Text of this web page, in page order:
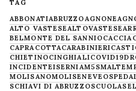
TAG
ABBONATIABRUZZOAGNONE
ALTO VASTESEALTOVASTESE
BELMONTE DEL SANNIOCACCIA
CAPRACOTTACARABINIERI
CHIETINOCINGHIALICOVID19
INCIDENTEISERNIAM5S
MOLISANOMOLISENEVE
SCHIAVI DI ABRUZZOSCUOLA